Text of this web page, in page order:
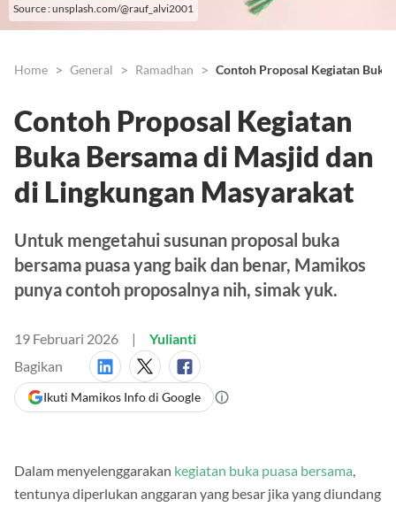
Source : unsplash.com/@rauf_alvi2001
Home General Ramadhan Contoh Proposal Kegiatan
Contoh Proposal Kegiatan
Buka Bersama di Masjid dan
di Lingkungan Masyarakat
Untuk mengetahui susunan proposal buka
bersama puasa yang baik dan benar, Mamikos
punya contoh proposalnya nih, simak yuk.
19 Februari 2026
Yulianti
Bagikan
Ikuti Mamikos Info di Google
Dalam menyelenggarakan kegiatan buka puasa bersama,
tentunya diperlukan anggaran yang besar jika yang diundang